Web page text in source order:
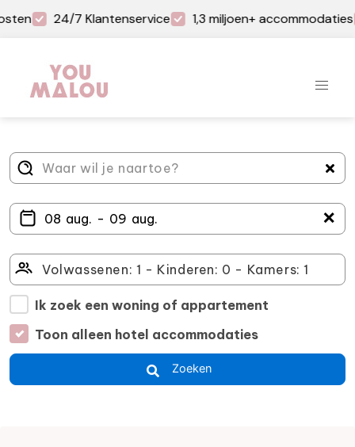
24/7 Klantenservice 1,3 miljoen+ accommodaties
＋
Ik zoek een woning of appartement
Toon alleen hotel accommodaties
Zoeken